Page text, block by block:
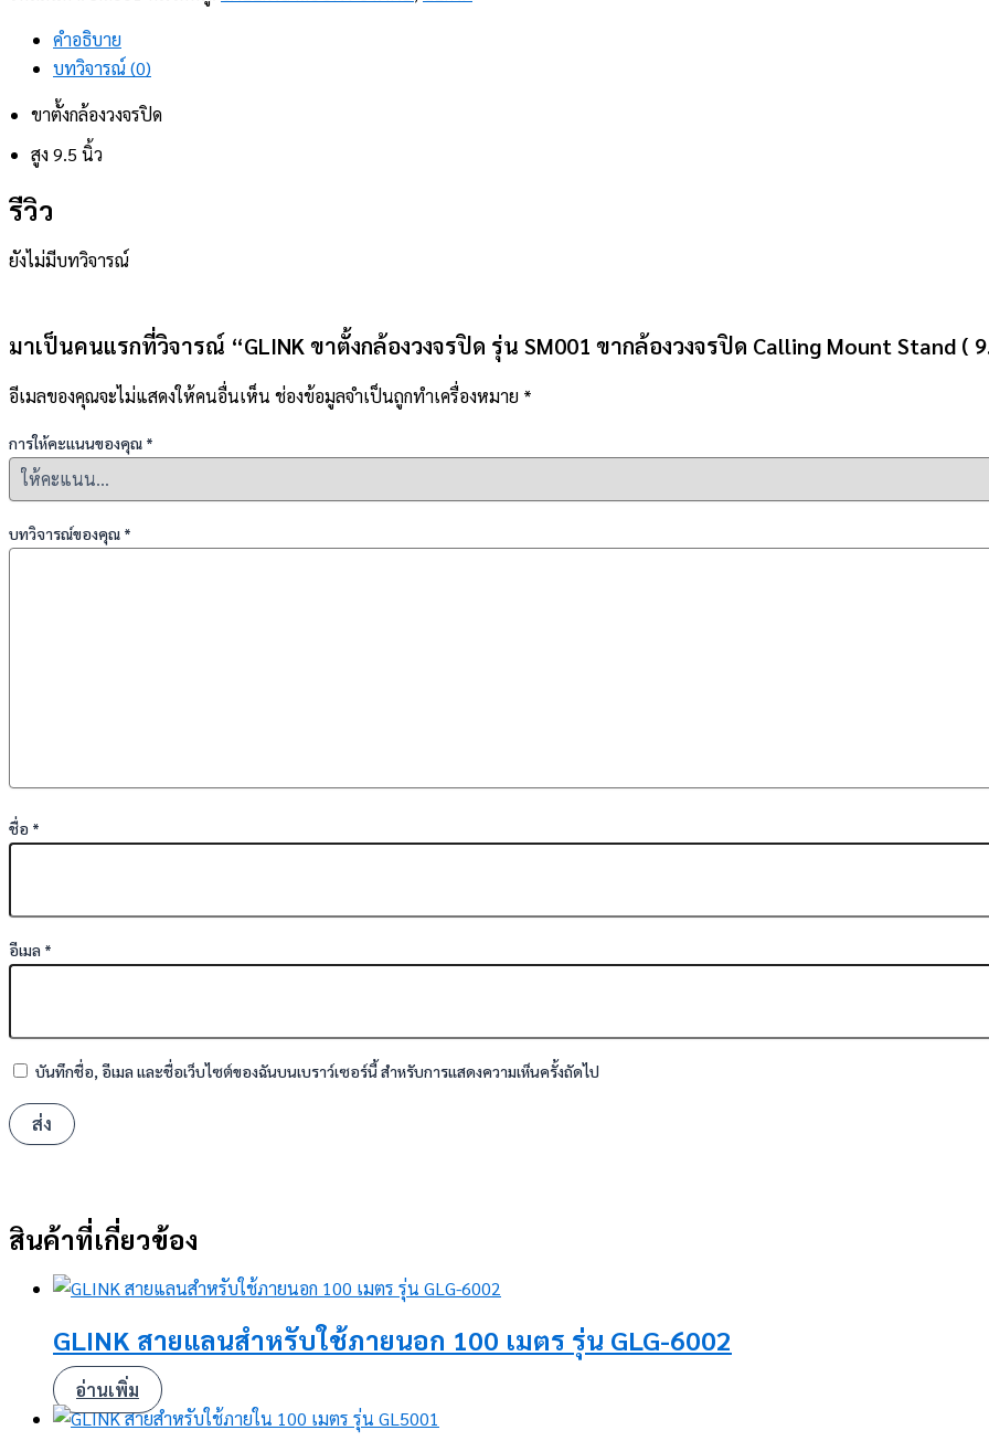
คำอธิบาย
บทวิจารณ์ (0)
ขาตั้งกล้องวงจรปิด
สูง 9.5 นิ้ว
รีวิว
ยังไม่มีบทวิจารณ์
มาเป็นคนแรกที่วิจารณ์ “GLINK ขาตั้งกล้องวงจรปิด รุ่น SM001 ขากล้องวงจรปิด Calling Mount Stand (
อีเมลของคุณจะไม่แสดงให้คนอื่นเห็น ช่องข้อมูลจำเป็นถูกทำเครื่องหมาย *
การให้คะแนนของคุณ *
บทวิจารณ์ของคุณ *
ชื่อ *
อีเมล *
บันทึกชื่อ, อีเมล และชื่อเว็บไซต์ของฉันบนเบราว์เซอร์นี้ สำหรับการแสดงความเห็นครั้งถัดไป
สินค้าที่เกี่ยวข้อง
GLINK สายแลนสำหรับใช้ภายนอก 100 เมตร รุ่น GLG-6002
อ่านเพิ่ม